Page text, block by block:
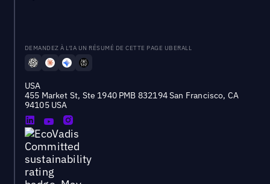
DEMANDEZ À L'IA UN RÉSUMÉ DE CETTE PAGE UBERALL
USA
455 Market St, Ste 1940 PMB 832194 San Francisco, CA
94105 USA